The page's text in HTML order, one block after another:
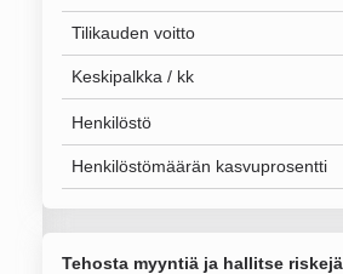
Tilikauden voitto
Keskipalkka / kk
Henkilöstö
Henkilöstömäärän kasvuprosentti
Tehosta myyntiä ja hallitse riskejä